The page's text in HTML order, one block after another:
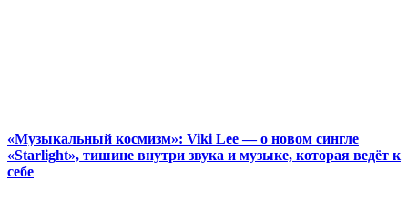
«Музыкальный космизм»: Viki Lee — о новом сингле
«Starlight», тишине внутри звука и музыке, которая ведёт к
себе